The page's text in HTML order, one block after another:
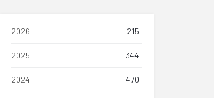
2026 215
2025 344
2024 470